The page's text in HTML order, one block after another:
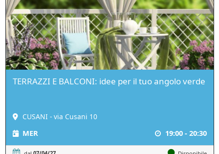
TERRAZZI E BALCONI: idee per il tuo angolo verde
CUSANI - via Cusani 10
MER 19:00 - 20:30